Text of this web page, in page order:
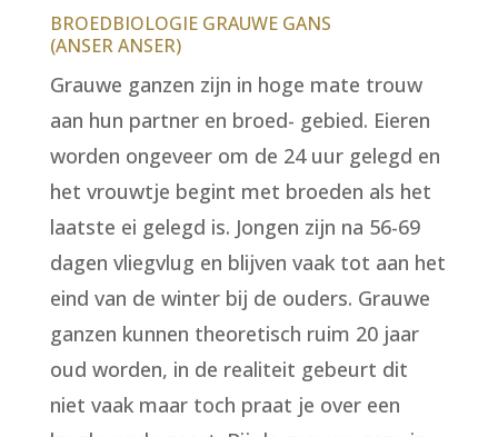
BROEDBIOLOGIE GRAUWE GANS
(ANSER ANSER)
Grauwe ganzen zijn in hoge mate trouw
aan hun partner en broed- gebied. Eieren
worden ongeveer om de 24 uur gelegd en
het vrouwtje begint met broeden als het
laatste ei gelegd is. Jongen zijn na 56-69
dagen vliegvlug en blijven vaak tot aan het
eind van de winter bij de ouders. Grauwe
ganzen kunnen theoretisch ruim 20 jaar
oud worden, in de realiteit gebeurt dit
niet vaak maar toch praat je over een